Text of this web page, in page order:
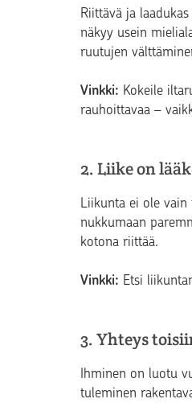
Riittävä ja
näkyy usein
ruutujen
Vinkki: Kokeile
rauhoittavaa –
2. Liike on
Liikunta ei ole vain
nukkumaan
kotona riittää.
Vinkki: Etsi
3. Yhteys
Ihminen on luotu
tuleminen